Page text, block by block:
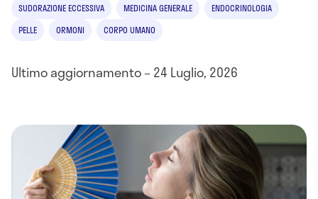
SUDORAZIONE ECCESSIVA MEDICINA GENERALE
ENDOCRINOLOGIA
PELLE
ORMONI CORPO UMANO
Ultimo aggiornamento – 24 Luglio, 2026